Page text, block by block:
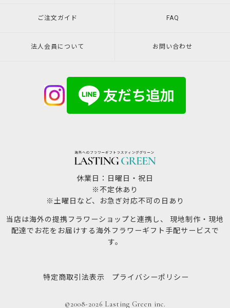
ご注文ガイド FAQ
法人会員について お問い合わせ
休業日：日曜日・祝日
※不定休あり
※土曜日など、お急ぎ対応不可の日あり
当店は海外の提携フラワーショップと連携し、 現地制作・現地
配達でお花をお届けする海外フラワーギフト手配サービスで
す。
特定商取引法表示 プライバシーポリシー
©2008-2026 Lasting Green inc.